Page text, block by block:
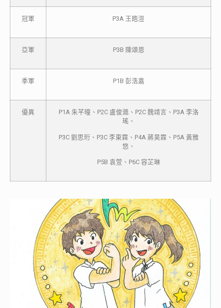
冠軍 P3A 王皓溰
亞軍 P3B 陳頌恩
季軍 P1B 彭浩嘉
優異
P1A 朱芊曈、P2C 盧俊澔、P2C 魏靖言、P3A 李洛
瑤、
P3C 劉思珩、P3C 李東霖、P4A 蔣昊霖、P5A 黃雅
悠、
P5B 袁萱、P6C 容芷琳